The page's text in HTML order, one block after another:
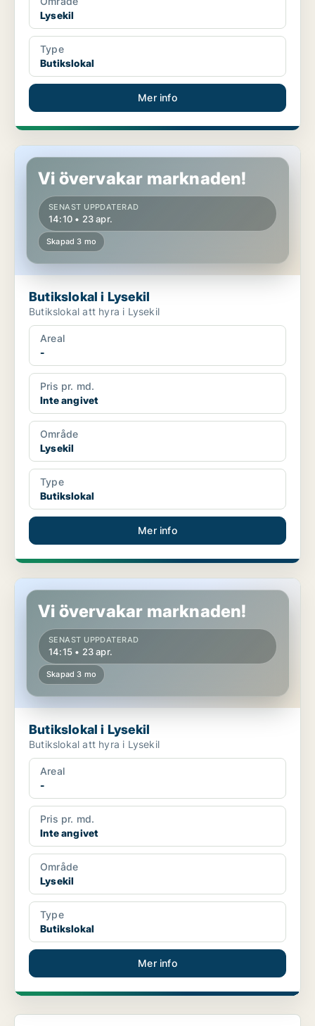
Lysekil
Type
Butikslokal
Mer info
Butikslokal i Lysekil
Vi övervakar marknaden!
SENAST UPPDATERAD
14:10 • 23 apr.
Skapad 3 mo
Butikslokal i Lysekil
Butikslokal att hyra i Lysekil
Areal
-
Pris pr. md.
Inte angivet
Område
Lysekil
Type
Butikslokal
Mer info
Butikslokal i Lysekil
Vi övervakar marknaden!
SENAST UPPDATERAD
14:15 • 23 apr.
Skapad 3 mo
Butikslokal i Lysekil
Butikslokal att hyra i Lysekil
Areal
-
Pris pr. md.
Inte angivet
Område
Lysekil
Type
Butikslokal
Mer info